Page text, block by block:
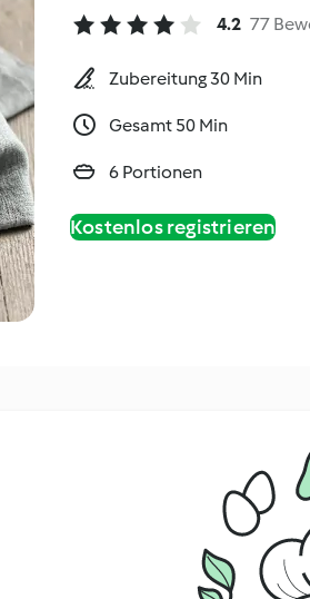
4.2 77
Zubereitung 30 Min
Gesamt 50 Min
6 Portionen
Kostenlos registrieren